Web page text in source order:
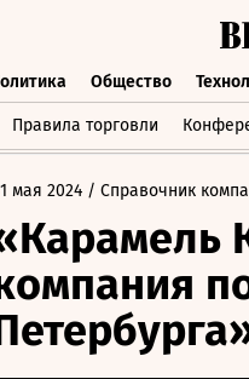
Общество
Правила торговли
Политика Общество
мая 2024 / Справочник